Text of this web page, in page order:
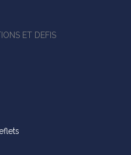
ET DEFIS